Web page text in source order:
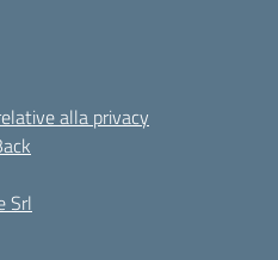
alla privacy
Srl